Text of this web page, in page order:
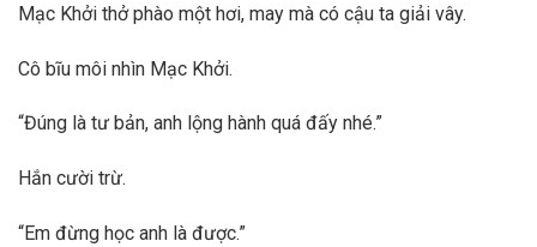
Mạc Khởi thở phào một hơi, may mà có cậu ta giải vây.
Cô bĩu môi nhìn Mạc Khởi.
“Đúng là tư bản, anh lộng hành quá đấy nhé.”
Hắn cười trừ.
“Em đừng học anh là được.”